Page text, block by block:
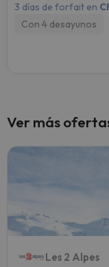
3 días de forfait en
Con 4 desayunos
Ver más
Les 2 Alpes